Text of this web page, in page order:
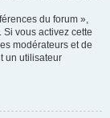
du forum »,
Si vous activez cette
modérateurs et de
un utilisateur